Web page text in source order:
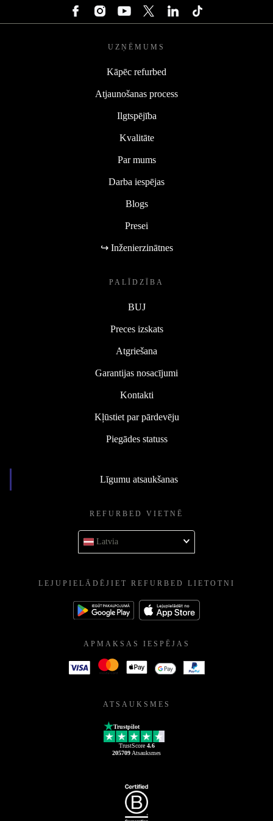
UZŅĒMUMS
Kāpēc refurbed
Atjaunošanas process
Ilgtspējība
Kvalitāte
Par mums
Darba iespējas
Blogs
Presei
↪ Inženierzinātnes
PALĪDZĪBA
BUJ
Preces izskats
Atgriešana
Garantijas nosacījumi
Kontakti
Kļūstiet par pārdevēju
Piegādes statuss
Līgumu atsaukšanas
REFURBED VIETNĒ
Latvia
LEJUPIELĀDĒJIET REFURBED LIETOTNI
APMAKSAS IESPĒJAS
ATSAUKSMES
Trustpilot
TrustScore 4.6
205709 Atsauksmes